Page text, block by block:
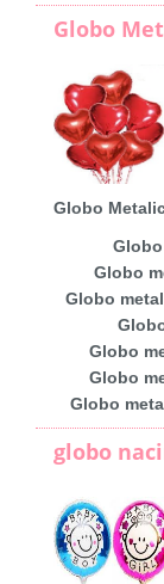
Globo
Globo
Globo
Globo
Globo
Globo
Globo
globo